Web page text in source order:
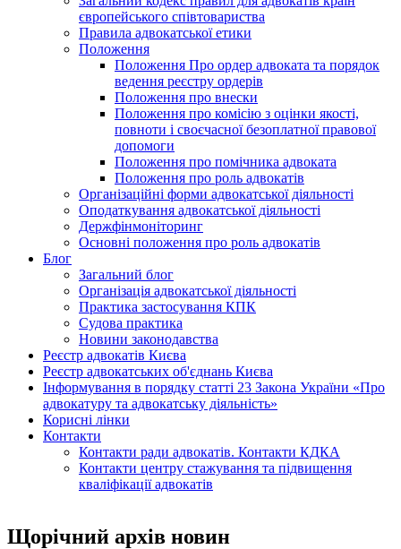
європейського співтовариства
Правила адвокатської етики
Положення
Положення Про ордер адвоката та порядок
ведення реєстру ордерів
Положення про внески
Положення про комісію з оцінки якості,
повноти і своєчасної безоплатної правової
допомоги
Положення про помічника адвоката
Положення про роль адвокатів
Організаційні форми адвокатської діяльності
Оподаткування адвокатської діяльності
Держфінмоніторинг
Основні положення про роль адвокатів
Блог
Загальний блог
Організація адвокатської діяльності
Практика застосування КПК
Судова практика
Новини законодавства
Реєстр адвокатів Києва
Реєстр адвокатських об'єднань Києва
Інформування в порядку статті 23 Закона України «Про
адвокатуру та адвокатську діяльність»
Корисні лінки
Контакти
Контакти ради адвокатів. Контакти КДКА
Контакти центру стажування та підвищення
кваліфікації адвокатів
Щорічний архів новин